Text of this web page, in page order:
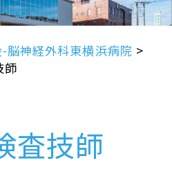
脳神経外科東横浜病院 >
師
査技師